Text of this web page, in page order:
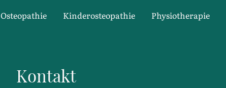
Osteopathie Kinderosteopathie Physiotherapie
Kontakt